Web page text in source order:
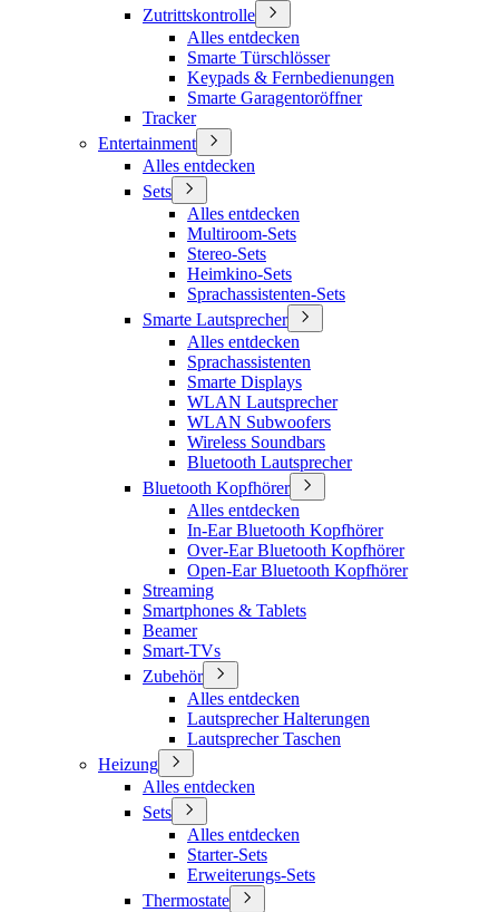
Zutrittskontrolle
Alles entdecken
Smarte Türschlösser
Keypads & Fernbedienungen
Smarte Garagentoröffner
Tracker
Entertainment
Alles entdecken
Sets
Alles entdecken
Multiroom-Sets
Stereo-Sets
Heimkino-Sets
Sprachassistenten-Sets
Smarte Lautsprecher
Alles entdecken
Sprachassistenten
Smarte Displays
WLAN Lautsprecher
WLAN Subwoofers
Wireless Soundbars
Bluetooth Lautsprecher
Bluetooth Kopfhörer
Alles entdecken
In-Ear Bluetooth Kopfhörer
Over-Ear Bluetooth Kopfhörer
Open-Ear Bluetooth Kopfhörer
Streaming
Smartphones & Tablets
Beamer
Smart-TVs
Zubehör
Alles entdecken
Lautsprecher Halterungen
Lautsprecher Taschen
Heizung
Alles entdecken
Sets
Alles entdecken
Starter-Sets
Erweiterungs-Sets
Thermostate